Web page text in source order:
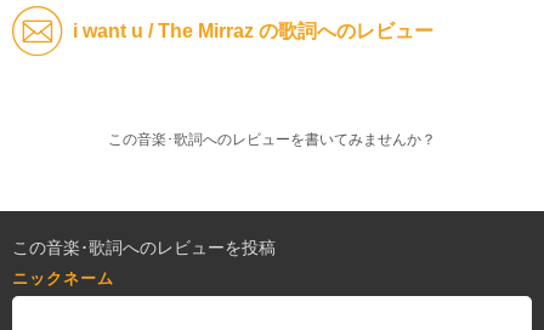
i want u / The Mirraz の歌詞へのレビュー
この音楽･歌詞へのレビューを書いてみませんか？
この音楽･歌詞へのレビューを投稿
ニックネーム